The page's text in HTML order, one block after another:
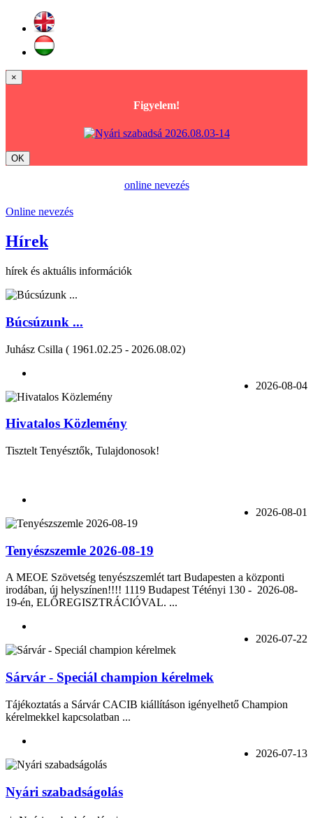
×
Figyelem!
OK
online nevezés
Online nevezés
Hírek
hírek és aktuális információk
Búcsúzunk ...
Juhász Csilla ( 1961.02.25 - 2026.08.02)
2026-08-04
Hivatalos Közlemény
Tisztelt Tenyésztők, Tulajdonosok!
2026-08-01
Tenyészszemle 2026-08-19
A MEOE Szövetség tenyészszemlét tart Budapesten a központi
irodában, új helyszínen!!!! 1119 Budapest Tétényi 130 - 2026-08-
19-én, ELŐREGISZTRÁCIÓVAL. ...
2026-07-22
Sárvár - Speciál champion kérelmek
Tájékoztatás a Sárvár CACIB kiállításon igényelhető Champion
kérelmekkel kapcsolatban ...
2026-07-13
Nyári szabadságolás